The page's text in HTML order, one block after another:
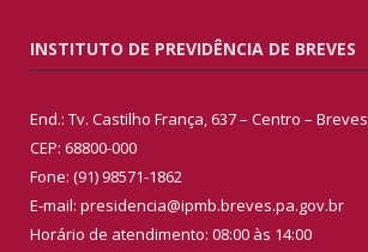
INSTITUTO DE PREVIDÊNCIA DE BREVES
End.: Tv. Castilho França, 637 – Centro –
CEP: 68800-000
Fone: (91) 98571-1862
E-mail: presidencia@ipmb.breves.pa.gov.br
Horário de atendimento: 08:00 às 14:00